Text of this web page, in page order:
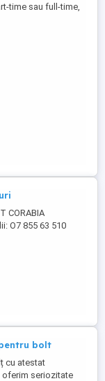
time sau full-time,
dezvoltarea unei
și
Se lucrează DOAR
serviciu. Orarul
CORABIA
O7 855 63 510
bonusuri Mediu
ești
și vrei un job unde
în
bolt
cu atestat
oferim seriozitate